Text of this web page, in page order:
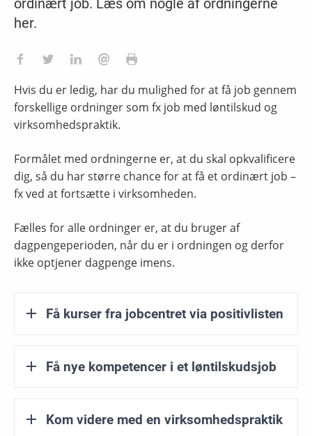
ordinært job. Læs om nogle af ordningerne
her.
Hvis du er ledig, har du mulighed for at få job gennem
forskellige ordninger som fx job med løntilskud og
virksomhedspraktik.
Formålet med ordningerne er, at du skal opkvalificere
dig, så du har større chance for at få et ordinært job –
fx ved at fortsætte i virksomheden.
Fælles for alle ordninger er, at du bruger af
dagpengeperioden, når du er i ordningen og derfor
ikke optjener dagpenge imens.
Få kurser fra jobcentret via positivlisten
Få nye kompetencer i et løntilskudsjob
Kom videre med en virksomhedspraktik